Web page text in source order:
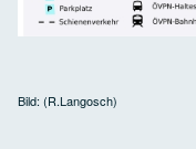
Bild: (R.Langosch)